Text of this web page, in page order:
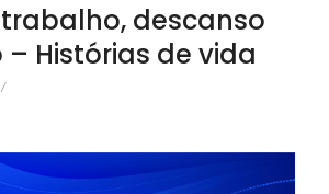
descanso
Histórias de vida
/